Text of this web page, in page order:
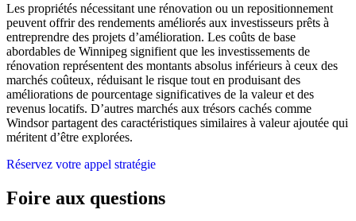
Les propriétés nécessitant une rénovation ou un repositionnement
peuvent offrir des rendements améliorés aux investisseurs prêts à
entreprendre des projets d’amélioration. Les coûts de base
abordables de Winnipeg signifient que les investissements de
rénovation représentent des montants absolus inférieurs à ceux des
marchés coûteux, réduisant le risque tout en produisant des
améliorations de pourcentage significatives de la valeur et des
revenus locatifs. D’autres marchés aux trésors cachés comme
Windsor partagent des caractéristiques similaires à valeur ajoutée qui
méritent d’être explorées.
Réservez votre appel stratégie
Foire aux questions